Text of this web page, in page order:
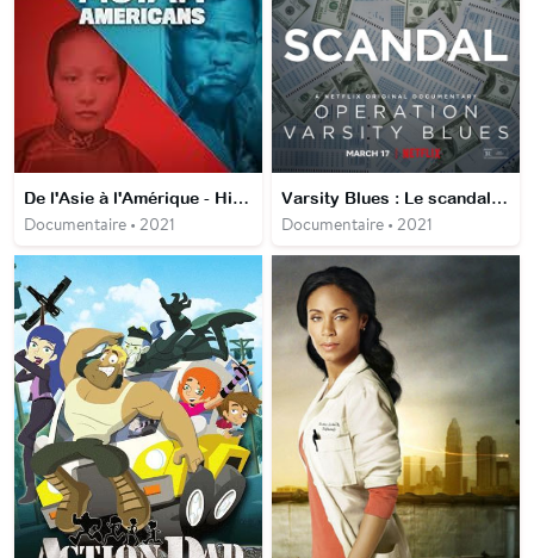
De l'Asie à l'Amérique - Histoire de l'immigration asiatique aux États-Unis
Documentaire • 2021
Varsity Blues : Le scandale des admissions universitaires
Documentaire • 2021